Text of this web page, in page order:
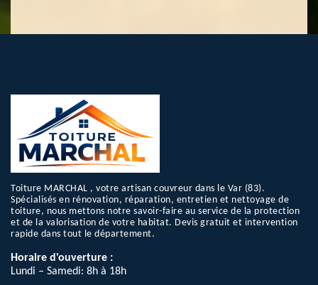
Toiture MARCHAL , votre artisan couvreur dans le Var (83).
Spécialisés en rénovation, réparation, entretien et nettoyage de
toiture, nous mettons notre savoir-faire au service de la protection
et de la valorisation de votre habitat. Devis gratuit et intervention
rapide dans tout le département.
Horaire d'ouverture :
Lundi – Samedi: 8h à 18h